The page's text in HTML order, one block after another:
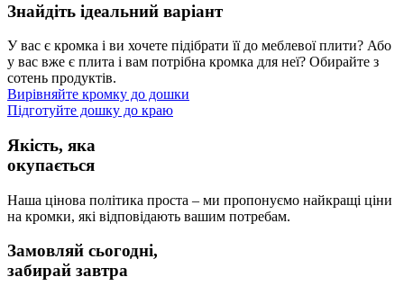
Знайдіть ідеальний варіант
У вас є кромка і ви хочете підібрати її до меблевої плити? Або
у вас вже є плита і вам потрібна кромка для неї? Обирайте з
сотень продуктів.
Вирівняйте кромку до дошки
Підготуйте дошку до краю
Якість, яка
окупається
Наша цінова політика проста – ми пропонуємо найкращі ціни
на кромки, які відповідають вашим потребам.
Замовляй сьогодні,
забирай завтра